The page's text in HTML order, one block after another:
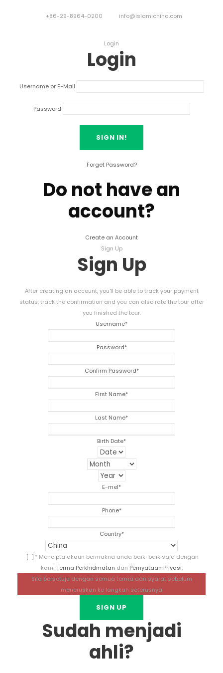
+86-29-8964-0200 info@islamichina.com
Login
Login
Username or E-Mail
Password
Forget Password?
Do not have an
account?
Create an Account
Sign Up
Sign Up
After creating an account,you'll be able to track your payment
status,track the confirmation and you can also rate the tour after
you finished the tour.
Username*
Password*
Confirm Password*
First Name*
Last Name*
Birth Date*
E-mel*
Phone*
Country*
* Mencipta akaun bermakna anda baik-baik saja dengan
kami Terma Perkhidmatan dan Pernyataan Privasi.
Sila bersetuju dengan semua terma dan syarat sebelum
meneruskan ke langkah seterusnya
Sudah menjadi
ahli?